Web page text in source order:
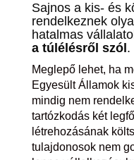
Sajnos a kis- és
rendelkeznek
hatalmas
a túlélésről szól .
Meglepő lehet, ha
Egyesült Államok
mindig nem
tartózkodás két
létrehozásának
tulajdonosok nem